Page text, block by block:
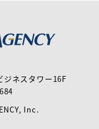
ジネスタワー16F
Inc.